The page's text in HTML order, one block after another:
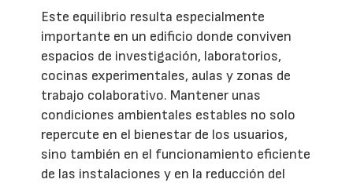
Este equilibrio resulta especialmente
importante en un edificio donde conviven
espacios de investigación, laboratorios,
cocinas experimentales, aulas y zonas de
trabajo colaborativo. Mantener unas
condiciones ambientales estables no solo
repercute en el bienestar de los usuarios,
sino también en el funcionamiento eficiente
de las instalaciones y en la reducción del